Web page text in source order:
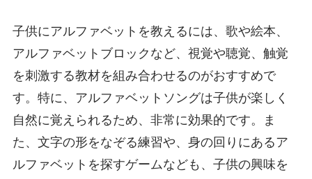
子供にアルファベットを教えるには、歌や絵本、
アルファベットブロックなど、視覚や聴覚、触覚
を刺激する教材を組み合わせるのがおすすめで
す。特に、アルファベットソングは子供が楽しく
自然に覚えられるため、非常に効果的です。ま
た、文字の形をなぞる練習や、身の回りにあるア
ルファベットを探すゲームなども、子供の興味を